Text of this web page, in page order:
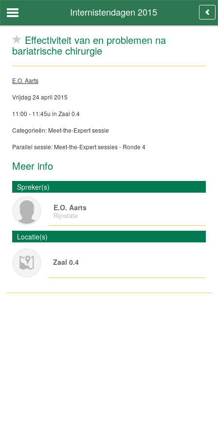
Internistendagen 2015
Effectiviteit van en problemen na
bariatrische chirurgie
E.O. Aarts
Vrijdag 24 april 2015
11:00 - 11:45u in Zaal 0.4
Categorieën: Meet-the-Expert sessie
Parallel sessie: Meet-the-Expert sessies - Ronde 4
Meer info
Spreker(s)
E.O. Aarts
Rijnstate
Locatie(s)
Zaal 0.4